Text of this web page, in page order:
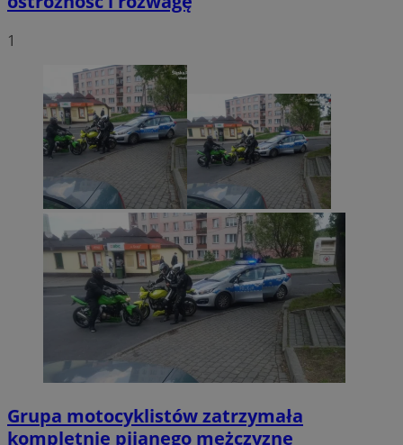
1
Grupa motocyklistów zatrzymała
kompletnie pijanego mężczyznę